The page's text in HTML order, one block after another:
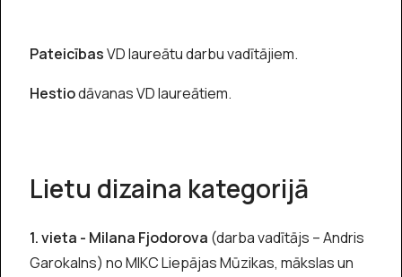
PateicībasVD laureātu darbu vadītājiem.
Hestiodāvanas VD laureātiem.
Lietu dizaina kategorijā
1. vieta - Milana Fjodorova (darba vadītājs – Andris
Garokalns) no MIKC Liepājas Mūzikas, mākslas un